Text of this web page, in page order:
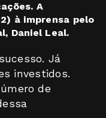
A
à imprensa pelo
Daniel Leal.
Já
investidos.
de